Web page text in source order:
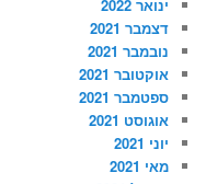
ינואר 2022
דצמבר 2021
נובמבר 2021
אוקטובר 2021
ספטמבר 2021
אוגוסט 2021
יוני 2021
מאי 2021